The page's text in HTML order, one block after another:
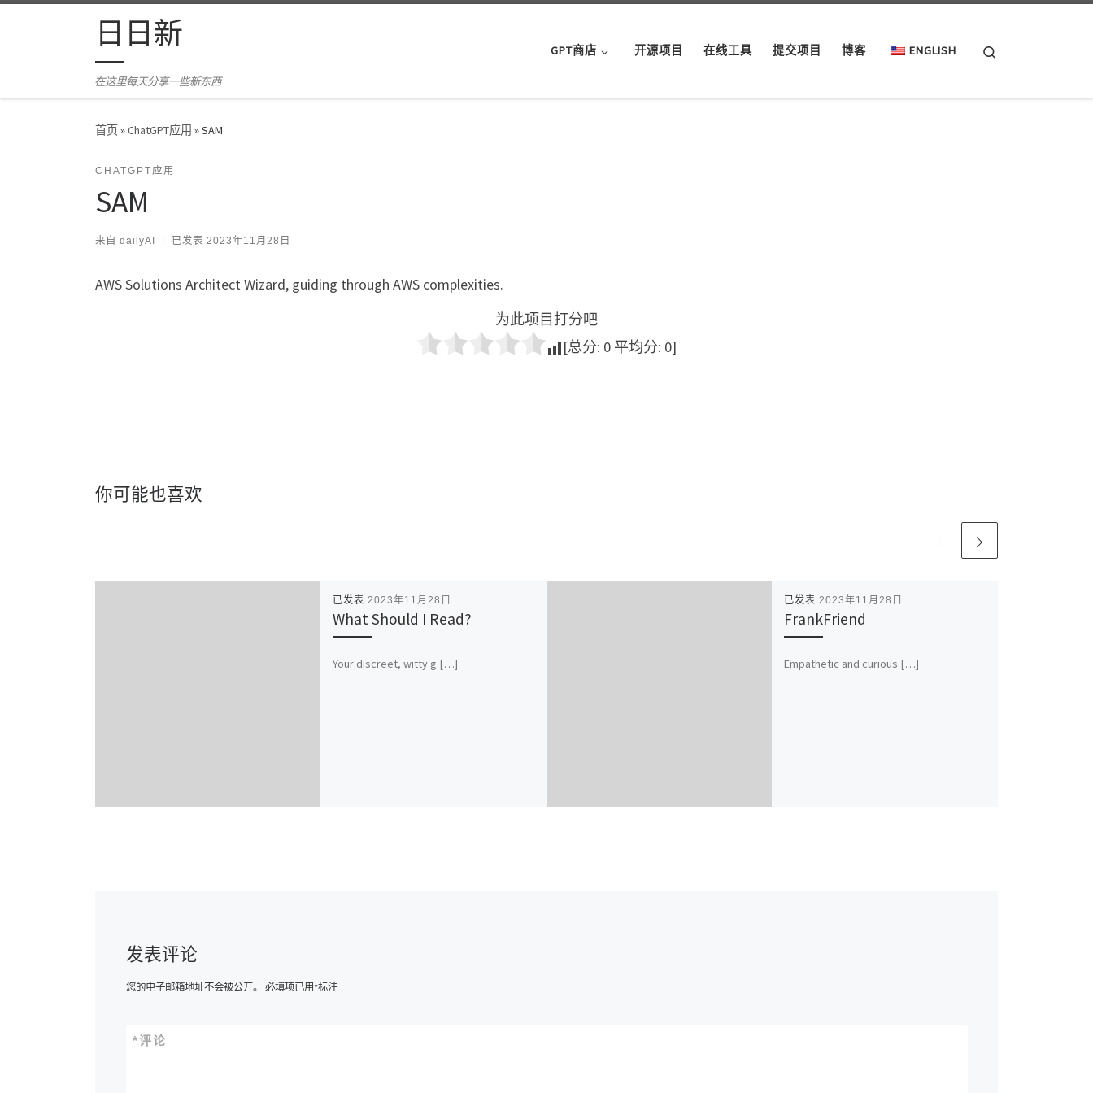
Skip to content日日新
在这里每天分享一些新东西
GPT商店 开源项目 在线工具 提交项目 博客 ENGLISH
首页»ChatGPT应用 »SAM
CHATGPT应用
SAM
来自 dailyAI 已发表 2023年11月28日
AWS Solutions Architect Wizard, guiding through AWS complexities.
为此项目打分吧
[总分: 0 平均分: 0]
你可能也喜欢
已发表 2023年11月28日
What Should I Read?
Your discreet, witty g […]
已发表 2023年11月28日
FrankFriend
Empathetic and curious […]
发表评论
您的电子邮箱地址不会被公开。 必填项已用*标注
评论
*